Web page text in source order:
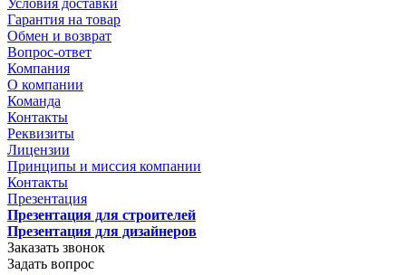
Условия доставки
Гарантия на товар
Обмен и возврат
Вопрос-ответ
Компания
О компании
Команда
Контакты
Реквизиты
Лицензии
Принципы и миссия компании
Контакты
Презентация
Презентация для строителей
Презентация для дизайнеров
Заказать звонок
Задать вопрос